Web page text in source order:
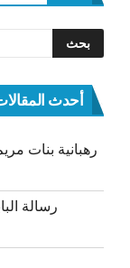
أحدث
رهبانية بنات